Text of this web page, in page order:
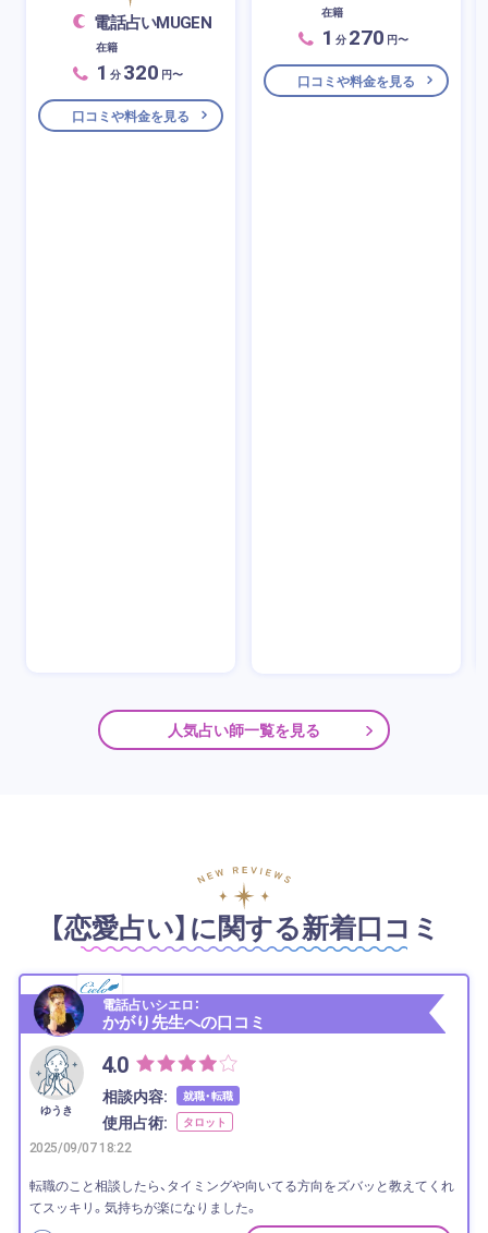
電話占いMUGEN
在籍
1 分 320 円〜
口コミや料金を見る
在籍
1 分 270 円〜
口コミや料金を見る
人気占い師一覧を見る
【恋愛占い】に関する新着口コミ
電話占いシエロ：
かがり先生への口コミ
ゆうき
4.0
相談内容: 就職・転職
使用占術: タロット
2025/09/07 18:22
転職のこと相談したら、タイミングや向いてる方向をズバッと教えてくれ
てスッキリ。気持ちが楽になりました。